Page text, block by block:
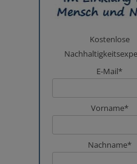
Kostenlose
E-Mail*
Vorname*
Nachname*